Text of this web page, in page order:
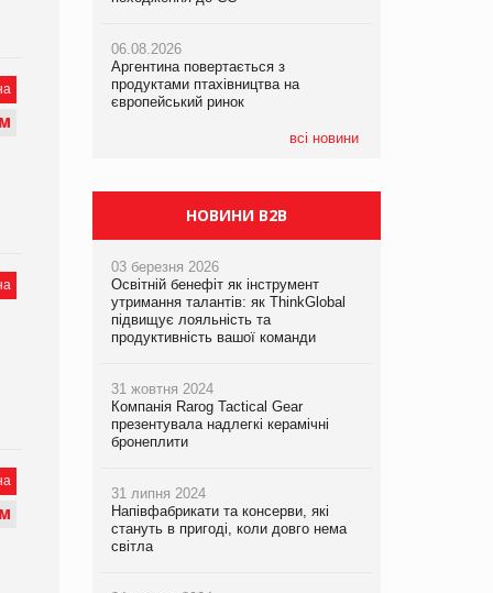
М
М
06.08.2026
Аргентина повертається з
продуктами птахівництва на
європейський ринок
всі новини
05.08.2026
Смачне поповнення дитячого меню:
у VARUS з’явилися новинки від ТМ
ТОКЕРИ
хлібобулочні вироби на
PrivateLabel&FMCG Master 2026
06.08.2026
Аргентина повертається з
продуктами птахівництва на
європейський ринок
НОВИНИ B2B
03 березня 2026
Освітній бенефіт як інструмент
утримання талантів: як ThinkGlobal
підвищує лояльність та
продуктивність вашої команди
31 жовтня 2024
Компанія Rarog Tactical Gear
презентувала надлегкі керамічні
бронеплити
31 липня 2024
Напівфабрикати та консерви, які
стануть в пригоді, коли довго нема
світла